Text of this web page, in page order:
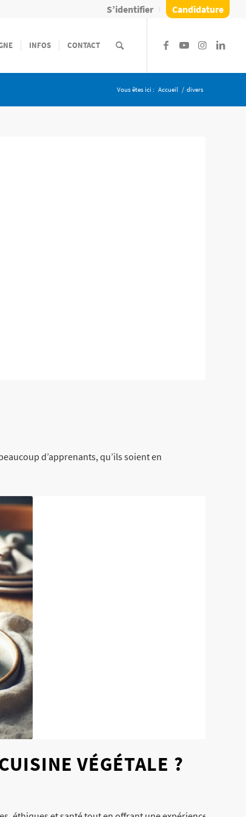
S’identifier Candidature
INFOS CONTACT
Vous êtes ici : Accueil / divers
d’apprenants, qu’ils soient en
VÉGÉTALE ?